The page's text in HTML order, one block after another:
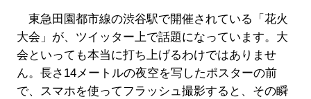
東急田園都市線の渋谷駅で開催されている「花火
大会」が、ツイッター上で話題になっています。大
会といっても本当に打ち上げるわけではありませ
ん。長さ14メートルの夜空を写したポスターの前
で、スマホを使ってフラッシュ撮影すると、その瞬